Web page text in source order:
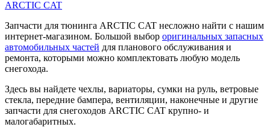
ARCTIC CAT
Запчасти для тюнинга ARCTIC CAT несложно найти с нашим
интернет-магазином. Большой выбор оригинальных запасных
автомобильных частей для планового обслуживания и
ремонта, которыми можно комплектовать любую модель
снегохода.
Здесь вы найдете чехлы, вариаторы, сумки на руль, ветровые
стекла, передние бампера, вентиляции, наконечные и другие
запчасти для снегоходов ARCTIC CAT крупно- и
малогабаритных.